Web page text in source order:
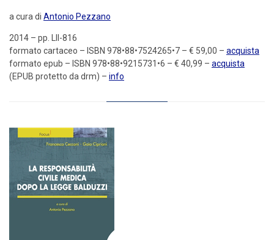
a cura di Antonio Pezzano
2014 – pp. LII-816
formato cartaceo – ISBN 978•88•7524265•7 – € 59,00 – acquista
formato epub – ISBN 978•88•9215731•6 – € 40,99 – acquista
(EPUB protetto da drm) – info